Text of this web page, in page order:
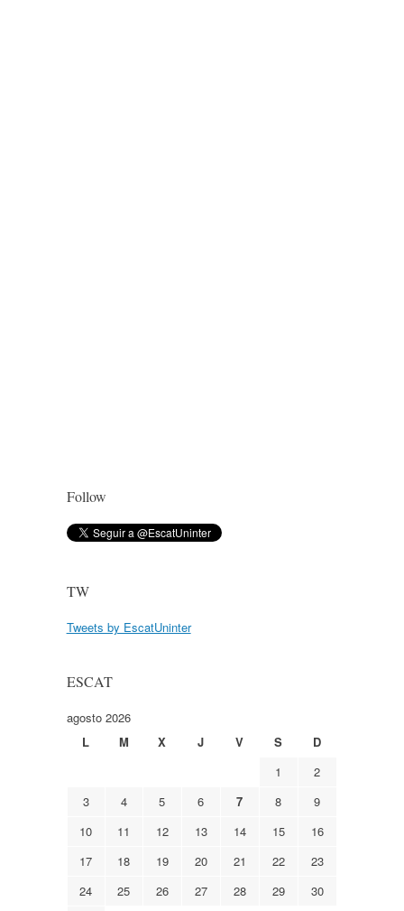
Follow
TW
Tweets by EscatUninter
ESCAT
agosto 2026
L
M X J V S
D
1
2
3
4 5 6 7 8
9
10
11 12 13 14 15
16
17
18 19 20 21 22
23
24
25 26 27 28 29 30